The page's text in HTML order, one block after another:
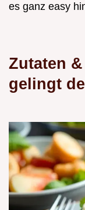
es ganz easy
Zutaten
gelingt